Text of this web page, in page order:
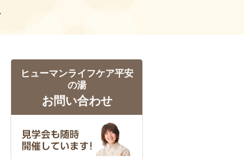
ヒューマンライフケア平安
の湯
お問い合わせ